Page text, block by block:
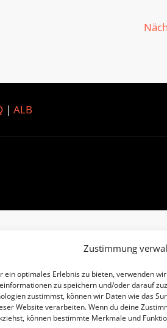
Zustimmung
ein optimales Erlebnis zu bieten, verwenden
zu speichern und/oder darauf
zustimmst, können wir Daten wie das
Website verarbeiten. Wenn du deine
können bestimmte Merkmale und
| ALB